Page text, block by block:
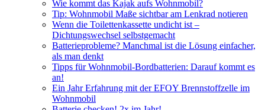
Wie kommt das Kajak aufs Wohnmobil?
Tip: Wohnmobil Maße sichtbar am Lenkrad notieren
Wenn die Toilettenkassette undicht ist –
Dichtungswechsel selbstgemacht
Batterieprobleme? Manchmal ist die Lösung einfacher,
als man denkt
Tipps für Wohnmobil-Bordbatterien: Darauf kommt es
an!
Ein Jahr Erfahrung mit der EFOY Brennstoffzelle im
Wohnmobil